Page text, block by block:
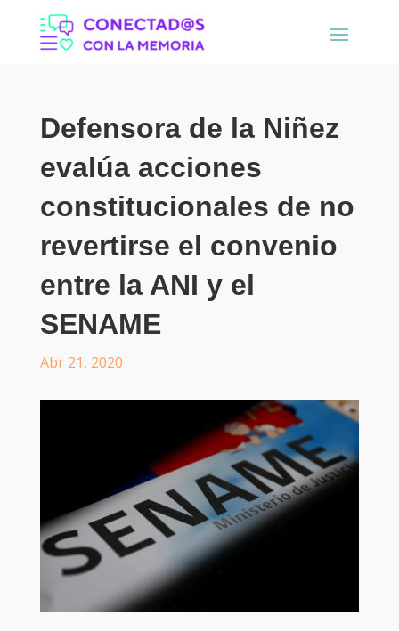
Defensora de la Niñez
evalúa acciones
constitucionales de no
revertirse el convenio
entre la ANI y el
SENAME
Abr 21, 2020